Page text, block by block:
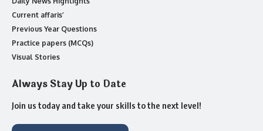
Current affaris’
Previous Year Questions
Practice papers (MCQs)
Visual Stories
Always Stay Up to Date
Join us today and take your skills to the next level!